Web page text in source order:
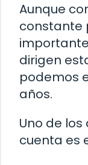
Aunque
constante
dirigen
podemos
años.
Uno de
cuenta es